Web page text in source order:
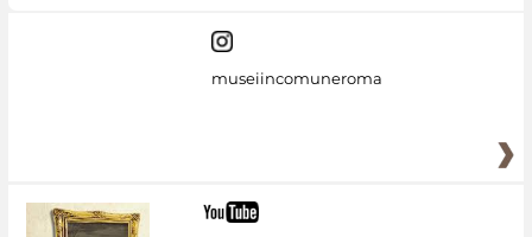
museiincomuneroma